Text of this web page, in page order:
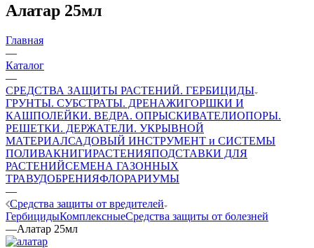
Алатар 25мл
Главная
—
Каталог
—
СРЕДСТВА ЗАЩИТЫ РАСТЕНИЙ. ГЕРБИЦИДЫ
ГРУНТЫ. СУБСТРАТЫ. ДРЕНАЖИГОРШКИ И
КАШПОЛЕЙКИ. ВЕДРА. ОПРЫСКИВАТЕЛИОПОРЫ.
РЕШЕТКИ. ДЕРЖАТЕЛИ. УКРЫВНОЙ
МАТЕРИАЛСАДОВЫЙ ИНСТРУМЕНТ и СИСТЕМЫ
ПОЛИВАКНИГИРАСТЕНИЯПОДСТАВКИ ДЛЯ
РАСТЕНИЙСЕМЕНА ГАЗОННЫХ
ТРАВУДОБРЕНИЯФЛОРАРИУМЫ
—
Средства защиты от вредителей
ГербицидыКомплексныеСредства защиты от болезней
—Алатар 25мл